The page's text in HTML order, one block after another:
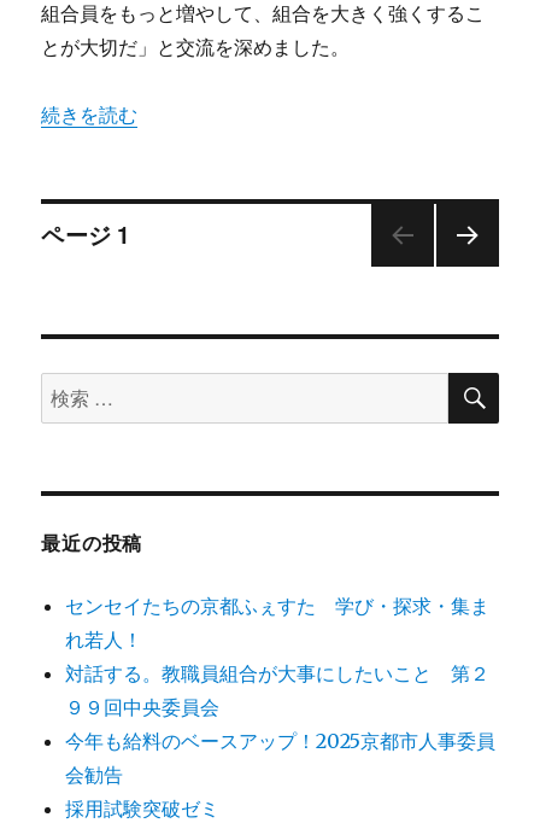
組合員をもっと増やして、組合を大きく強くするこ
とが大切だ」と交流を深めました。
“組合を大きく強くしよう！” の
続きを読む
投
ナ
ビ
ー
シ
ョ
ン
ページ 1
検
索
象:
検
最近の投稿
センセイたちの京都ふぇすた 学び・探求・集ま
れ若人！
対話する。教職員組合が大事にしたいこと 第２
９９回中央委員会
今年も給料のベースアップ！2025京都市人事委員
会勧告
採用試験突破ゼミ